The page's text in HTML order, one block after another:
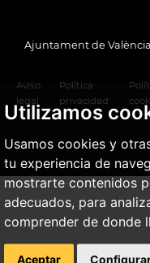
Utilizamos
Usamos cookies y
tu experiencia de
mostrarte contenidos
adecuados, para
comprender de donde
Aceptar
Ajuntament de
Aviso
legal
Política
privacidad